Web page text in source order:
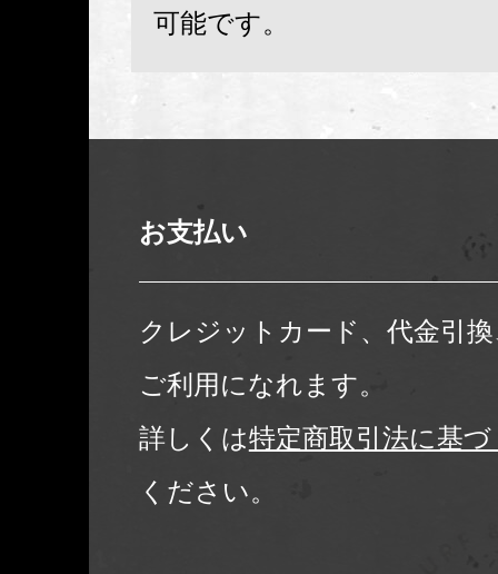
可能です。
お支払い
クレジットカード、代金引
ご利用になれます。
詳しくは特定商取引法に基
ください。